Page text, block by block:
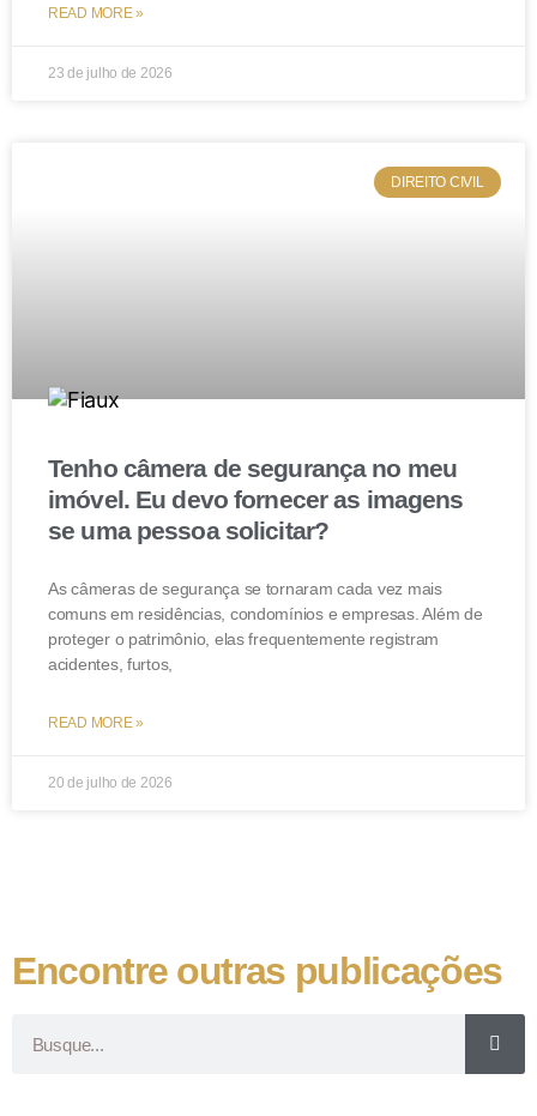
READ MORE »
23 de julho de 2026
DIREITO CIVIL
Tenho câmera de segurança no meu
imóvel. Eu devo fornecer as imagens
se uma pessoa solicitar?
As câmeras de segurança se tornaram cada vez mais
comuns em residências, condomínios e empresas. Além de
proteger o patrimônio, elas frequentemente registram
acidentes, furtos,
READ MORE »
20 de julho de 2026
Encontre outras publicações